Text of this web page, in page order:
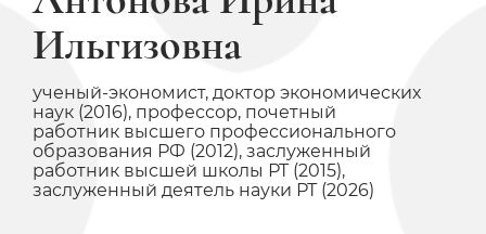
Ильгизовна
ученый-экономист, доктор экономических
наук (2016), профессор, почетный
работник высшего профессионального
образования РФ (2012), заслуженный
работник высшей школы РТ (2015),
заслуженный деятель науки РТ (2026)